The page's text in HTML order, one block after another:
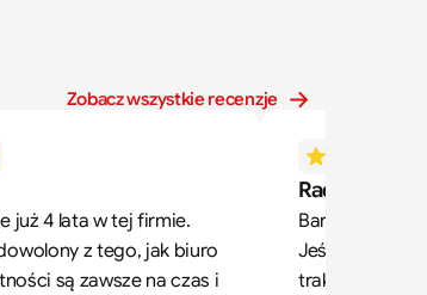
Zobacz wszystkie recenzje
już 4 lata w tej firmie.
z tego, jak biuro
są zawsze na czas i
Radek
Bardzo dobre
Jeśli ktoś, tak
traktuje pracę